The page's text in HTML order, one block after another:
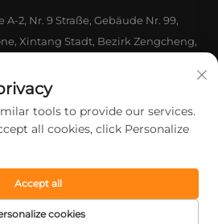
A-2, Nr. 9 Straße, Gebäude Nr. 99,
Xintang Stadt, Bezirk Zengcheng,
Shunhong Printing Co., Ltd. Alle
tools to provide our services.
all cookies, click Personalize
cookies
Accept all